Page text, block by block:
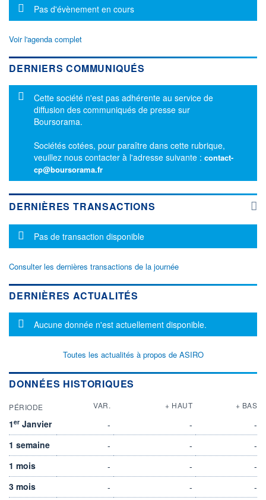
Message d'information
Pas d'évènement en cours
Voir l'agenda complet
DERNIERS COMMUNIQUÉS
Message d'information
Cette société n'est pas adhérente au service de
diffusion des communiqués de presse sur
Boursorama.
Sociétés cotées, pour paraître dans cette rubrique,
veuillez nous contacter à l'adresse suivante : contact-
cp@boursorama.fr
DERNIÈRES TRANSACTIONS
Message d'information
Pas de transaction disponible
Consulter les dernières transactions de la journée
DERNIÈRES ACTUALITÉS
Message d'information
Aucune donnée n'est actuellement disponible.
Toutes les actualités à propos de ASIRO
DONNÉES HISTORIQUES
PÉRIODE VAR. + HAUT + BAS
1er Janvier - -
-
1 semaine
- -
-
1 mois
- -
-
3 mois
- -
-